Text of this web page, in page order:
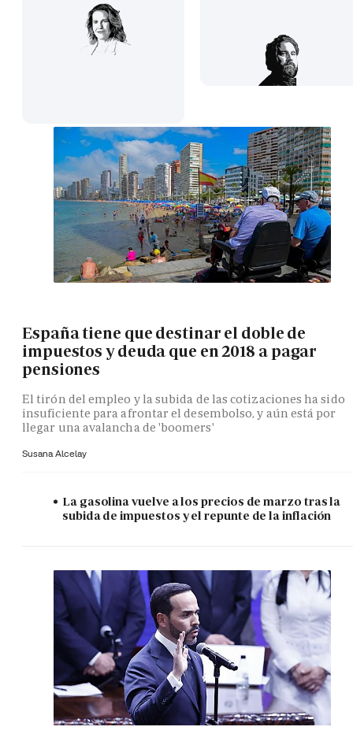
España tiene que destinar el doble de
impuestos y deuda que en 2018 a pagar
pensiones
El tirón del empleo y la subida de las cotizaciones ha sido
insuficiente para afrontar el desembolso, y aún está por
llegar una avalancha de 'boomers'
Susana Alcelay
La gasolina vuelve a los precios de marzo tras la
subida de impuestos y el repunte de la inflación